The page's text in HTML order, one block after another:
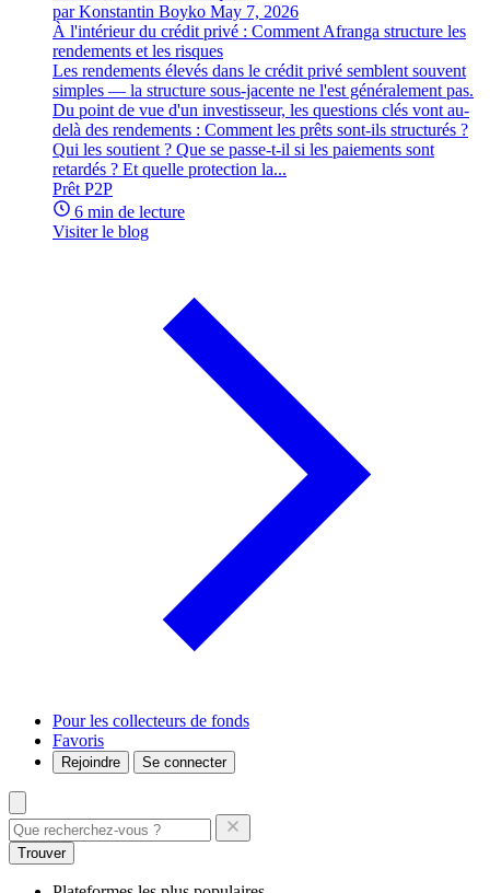
par Konstantin Boyko May 7, 2026
À l'intérieur du crédit privé : Comment Afranga structure les
rendements et les risques
Les rendements élevés dans le crédit privé semblent souvent
simples — la structure sous-jacente ne l'est généralement pas.
Du point de vue d'un investisseur, les questions clés vont au-
delà des rendements : Comment les prêts sont-ils structurés ?
Qui les soutient ? Que se passe-t-il si les paiements sont
retardés ? Et quelle protection la...
Prêt P2P
6 min de lecture
Visiter le blog
Pour les collecteurs de fonds
Favoris
Rejoindre Se connecter
Trouver